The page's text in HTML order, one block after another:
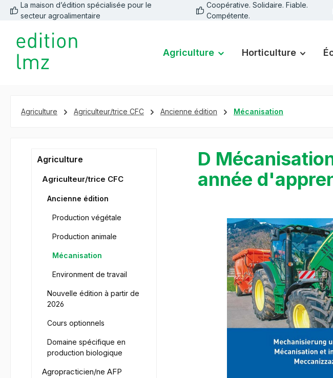
Passer à la navigation principale
La maison d’édition spécialisée pour le
secteur agroalimentaire
Coopérative. Solidaire. Fiable.
Compétente.
Agriculture Horticulture
Agriculture Agriculteur/trice CFC Ancienne édition Mécanisation
Agriculture
Agriculteur/trice CFC
Ancienne édition
Production végétale
Production animale
Mécanisation
Environment de travail
Nouvelle édition à partir de
2026
Cours optionnels
Domaine spécifique en
production biologique
Agropracticien/ne AFP
D
année
Ignorer la galerie d'images